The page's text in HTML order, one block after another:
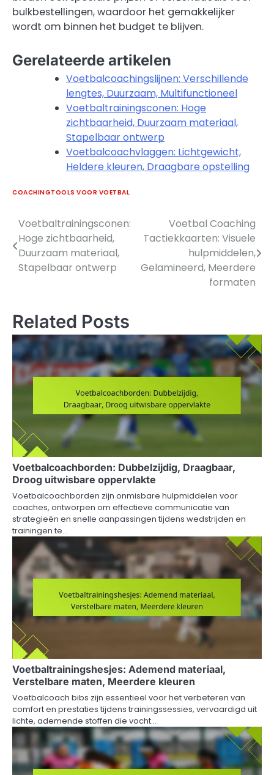
bulkbestellingen, waardoor het gemakkelijker
wordt om binnen het budget te blijven.
Gerelateerde artikelen
Voetbalcoachingslijnen: Verschillende
lengtes, Duurzaam, Multifunctioneel
Voetbaltrainingsconen: Hoge
zichtbaarheid, Duurzaam materiaal,
Stapelbaar ontwerp
Voetbalcoachvlaggen: Lichtgewicht,
Heldere kleuren, Draagbare opstelling
COACHINGTOOLS VOOR VOETBAL
Post
navigation
Voetbaltrainingsconen:
Hoge zichtbaarheid,
Duurzaam materiaal,
Stapelbaar ontwerp
Voetbal Coaching
Tactiekkaarten: Visuele
hulpmiddelen,
Gelamineerd, Meerdere
formaten
Related Posts
Voetbalcoachborden: Dubbelzijdig, Draagbaar,
Droog uitwisbare oppervlakte
Voetbalcoachborden zijn onmisbare hulpmiddelen voor
coaches, ontworpen om effectieve communicatie van
strategieën en snelle aanpassingen tijdens wedstrijden en
trainingen te…
Voetbaltrainingshesjes: Ademend materiaal,
Verstelbare maten, Meerdere kleuren
Voetbalcoach bibs zijn essentieel voor het verbeteren van
comfort en prestaties tijdens trainingssessies, vervaardigd uit
lichte, ademende stoffen die vocht…